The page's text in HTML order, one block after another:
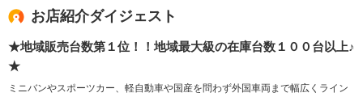
お店紹介ダイジェスト
★地域販売台数第１位！！地域最大級の在庫台数１００台以上♪
★
ミニバンやスポーツカー、軽自動車や国産を問わず外国車両まで幅広くライン